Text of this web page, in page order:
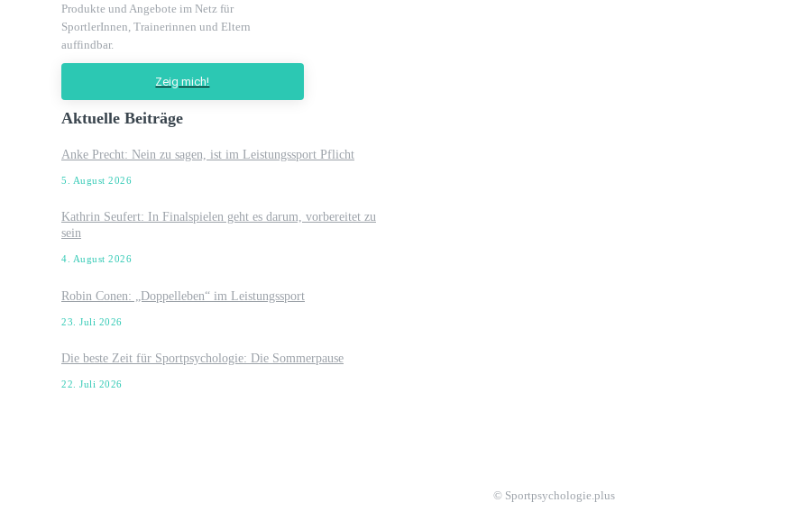
Produkte und Angebote im Netz für
SportlerInnen, Trainerinnen und Eltern
auffindbar.
Zeig mich!
Aktuelle Beiträge
Anke Precht: Nein zu sagen, ist im Leistungssport Pflicht
5. August 2026
Kathrin Seufert: In Finalspielen geht es darum, vorbereitet zu
sein
4. August 2026
Robin Conen: „Doppelleben“ im Leistungssport
23. Juli 2026
Die beste Zeit für Sportpsychologie: Die Sommerpause
22. Juli 2026
© Sportpsychologie.plus